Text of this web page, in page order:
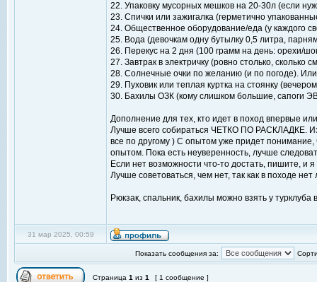
22. Упаковку мусорных мешков на 20-30л (если
23. Спички или зажигалка (герметично
24. Общественное оборудование/еда (у каждого
25. Вода (девочкам одну бутылку 0,5 литра,
26. Перекус на 2 дня (100 грамм на день: орехи/
27. Завтрак в электричку (ровно столько,
28. Солнечные очки по желанию (и по погоде). Или
29. Пуховик или теплая куртка на стоянку
30. Бахилы ОЗК (кому слишком большие, сапоги
Дополнение для тех, кто идет в поход впервые
Лучше всего собираться ЧЕТКО ПО РАСКЛАДКЕ.
все по другому ) С опытом уже придет понимание,
опытом. Пока есть неуверенность, лучше
Если нет возможности что-то достать, пишите, и
Лучше советоваться, чем нет, так как в походе
Рюкзак, спальник, бахилы можно взять у
31 мар 2025, 00:59
Показать сообщения за:
Страница 1 из 1 [ 1 сообщение ]